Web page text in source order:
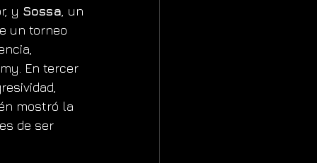
y Sossa , un
un torneo
En tercer
mostró la
de ser